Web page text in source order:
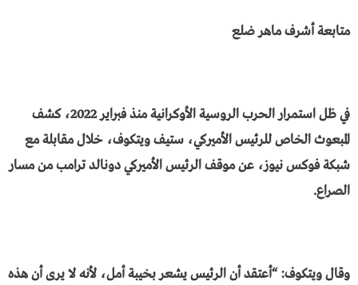
متابعة أشرف ماهر ضلع
في ظل استمرار الحرب الروسية الأوكرانية منذ فبراير 2022، كشف
المبعوث الخاص للرئيس الأميركي، ستيف ويتكوف، خلال مقابلة مع
شبكة فوكس نيوز، عن موقف الرئيس الأميركي دونالد ترامب من مسار
الصراع.
وقال ويتكوف: “أعتقد أن الرئيس يشعر بخيبة أمل، لأنه لا يرى أن هذه